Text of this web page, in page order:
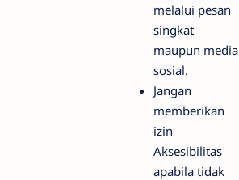
melalui pesan
singkat
maupun media
sosial.
Jangan
memberikan
izin
Aksesibilitas
apabila tidak